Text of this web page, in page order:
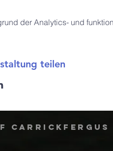
der Analytics- und
teilen
Carrickfergus